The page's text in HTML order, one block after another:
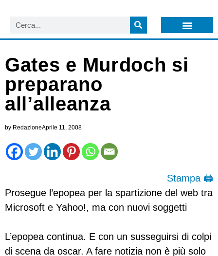
Gates e Murdoch si
preparano
all’alleanza
by RedazioneAprile 11, 2008
Stampa 🖨
Prosegue l’epopea per la spartizione del web tra
Microsoft e Yahoo!, ma con nuovi soggetti
L’epopea continua. E con un susseguirsi di colpi
di scena da oscar. A fare notizia non è più solo